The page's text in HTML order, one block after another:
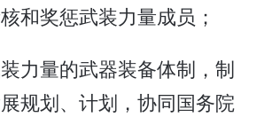
和奖惩武装力量成员；
装力量的武器装备体制，制
规划、计划，协同国务院